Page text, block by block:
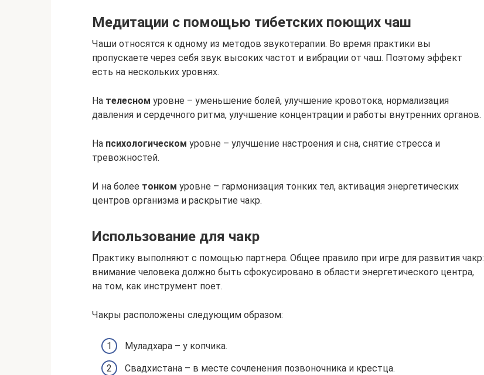
Медитации с помощью тибетских поющих чаш
Чаши относятся к одному из методов звукотерапии. Во время практики вы
пропускаете через себя звук высоких частот и вибрации от чаш. Поэтому эффект
есть на нескольких уровнях.
На телесном уровне – уменьшение болей, улучшение кровотока, нормализация
давления и сердечного ритма, улучшение концентрации и работы внутренних органов.
На психологическом уровне – улучшение настроения и сна, снятие стресса и
тревожностей.
И на более тонком уровне – гармонизация тонких тел, активация энергетических
центров организма и раскрытие чакр.
Использование для чакр
Практику выполняют с помощью партнера. Общее правило при игре для развития чакр:
внимание человека должно быть сфокусировано в области энергетического центра,
на том, как инструмент поет.
Чакры расположены следующим образом:
Муладхара – у копчика.
Свадхистана – в месте сочленения позвоночника и крестца.